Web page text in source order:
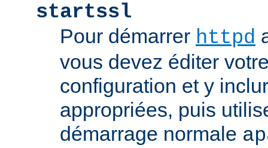
startssl
Pour démarrer httpd
vous devez éditer
configuration et y
appropriées, puis
démarrage normale